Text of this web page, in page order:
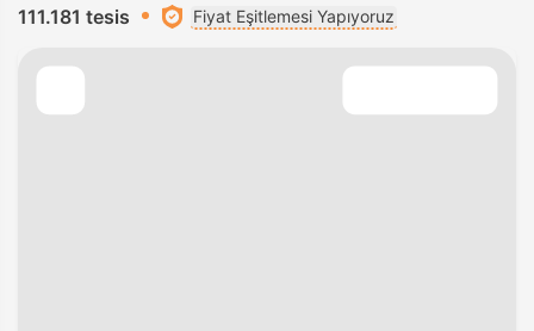
111.181 tesis Fiyat Eşitlemesi Yapıyoruz